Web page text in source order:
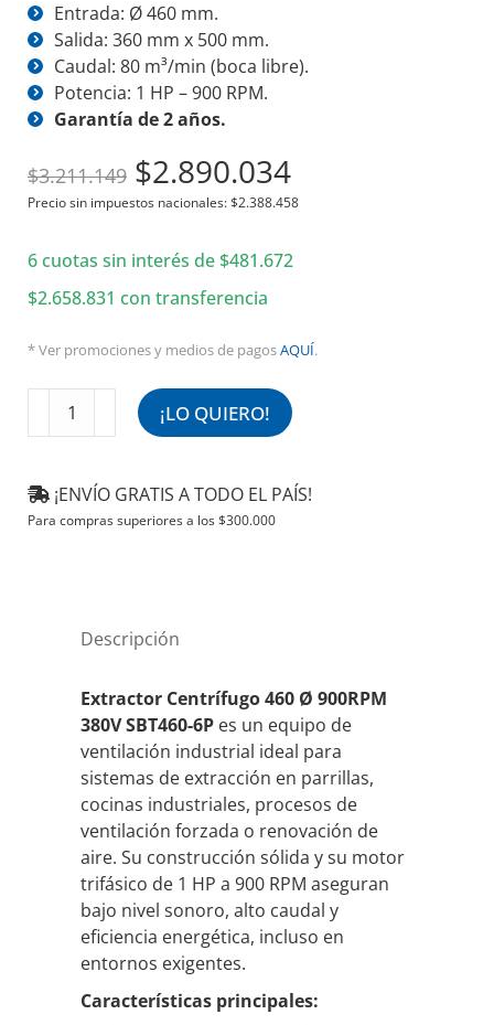
Entrada: Ø 460 mm.
Salida: 360 mm x 500 mm.
Caudal: 80 m³/min (boca libre).
Potencia: 1 HP – 900 RPM.
Garantía de 2 años.
$3.211.149 El
precio
era:
$3.211.149.
$2.890.034El
precio
es:
Precio sin impuestos nacionales:$2.388.458
6 cuotas sin interés de $481.672
$2.658.831 con transferencia
* Ver promociones y medios de pagosAQUÍ.
Extractor
Centrifugo
Ø
900RPM
380V
¡LO QUIERO!
¡ENVÍO GRATIS A TODO EL PAÍS!
Para compras superiores a los$300.000
Descripción
Extractor Centrífugo 460 Ø 900RPM
380V SBT460-6P es un equipo de
ventilación industrial ideal para
sistemas de extracción en parrillas,
cocinas industriales, procesos de
ventilación forzada o renovación de
aire. Su construcción sólida y su motor
trifásico de 1 HP a 900 RPM aseguran
bajo nivel sonoro, alto caudal y
eficiencia energética, incluso en
entornos exigentes.
Características principales: